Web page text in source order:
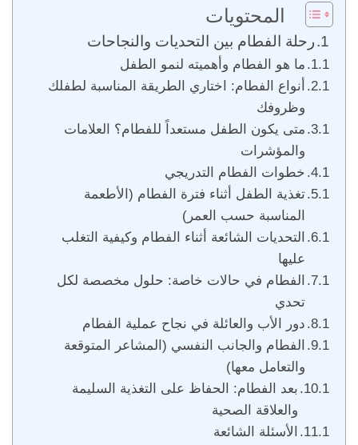
المحتويات
رحلة الفطام بين التحديات والنجاحات
ما هو الفطام وأهميته لنمو الطفل
أنواع الفطام: اختاري الطريقة المناسبة لطفلك
وظروفك
متى يكون الطفل مستعداً للفطام؟ العلامات
والمؤشرات
خطوات الفطام التدريجي
تغذية الطفل أثناء فترة الفطام (الأطعمة
المناسبة حسب العمر)
التحديات الشائعة أثناء الفطام وكيفية التغلب
عليها
الفطام في حالات خاصة: حلول مخصصة لكل
تحدي
دور الأب والعائلة في نجاح عملية الفطام
الفطام والجانب النفسي (المشاعر المتوقعة
والتعامل معها)
بعد الفطام: الحفاظ على التغذية السليمة
والعلاقة الصحية
الأسئلة الشائعة